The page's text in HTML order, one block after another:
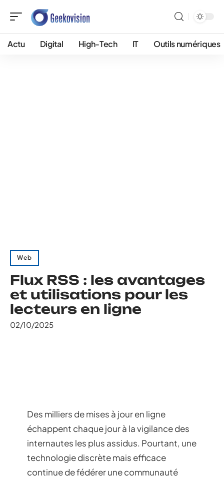
Actu Digital High-Tech IT Outils numériques
Web
Flux RSS : les avantages
et utilisations pour les
lecteurs en ligne
02/10/2025
Des milliers de mises à jour en ligne
échappent chaque jour à la vigilance des
internautes les plus assidus. Pourtant, une
technologie discrète mais efficace
continue de fédérer une communauté